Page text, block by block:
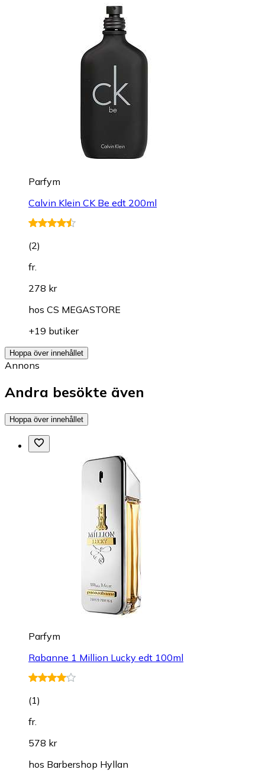
Parfym
Calvin Klein CK Be edt 200ml
(2)
fr.
278 kr
hos CS MEGASTORE
+19 butiker
Hoppa över innehållet
Annons
Andra besökte även
Hoppa över innehållet
Parfym
Rabanne 1 Million Lucky edt 100ml
(1)
fr.
578 kr
hos Barbershop Hyllan